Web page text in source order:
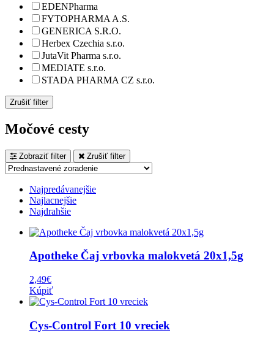
EDENPharma
FYTOPHARMA A.S.
GENERICA S.R.O.
Herbex Czechia s.r.o.
JutaVit Pharma s.r.o.
MEDIATE s.r.o.
STADA PHARMA CZ s.r.o.
Zrušiť filter
Močové cesty
Zobraziť filter Zrušiť filter
Najpredávanejšie
Najlacnejšie
Najdrahšie
Apotheke Čaj vrbovka malokvetá 20x1,5g
2,49€
Kúpiť
Cys-Control Fort 10 vreciek